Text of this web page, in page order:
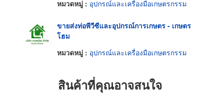
หมวดหมู่ : อุปกรณ์และเครื่องมือเกษตรกรรม
ขายส่งท่อพีวีซีและอุปกรณ์การเกษตร - เกษตร
โฮม
หมวดหมู่ : อุปกรณ์และเครื่องมือเกษตรกรรม
สินค้าที่คุณอาจสนใจ